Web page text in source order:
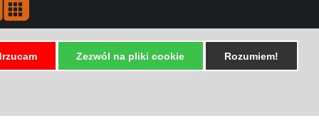
Zezwól na pliki cookie Rozumiem!
E-MAIL:SPRZEDAZ@PESTA.COM.PL
LOGOWANIE DO POCZTY